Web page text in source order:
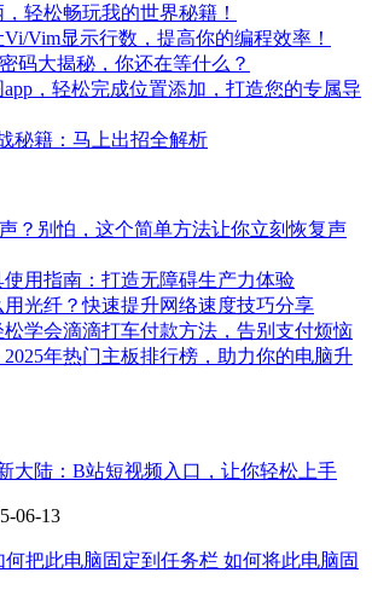
轻松畅玩我的世界秘籍！
Vim显示行数，提高你的编程效率！
码大揭秘，你还在等什么？
，轻松完成位置添加，打造您的专属导
秘籍：马上出招全解析
？别怕，这个简单方法让你立刻恢复声
用指南：打造无障碍生产力体验
光纤？快速提升网络速度技巧分享
学会滴滴打车付款方法，告别支付烦恼
年热门主板排行榜，助力你的电脑升
大陆：B站短视频入口，让你轻松上手
06-13
何把此电脑固定到任务栏 如何将此电脑固